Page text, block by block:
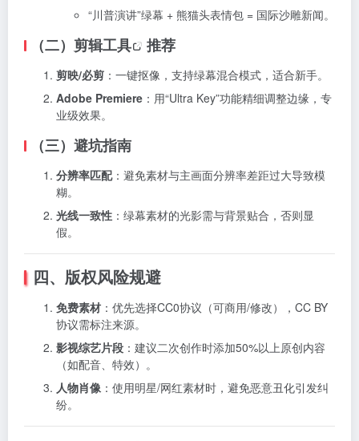
“川普演讲”绿幕 + 熊猫头表情包 = 国际沙雕新闻。
（二） 剪辑工具 推荐
剪映/必剪 ：一键抠像，支持绿幕混合模式，适合新手。
Adobe Premiere ：用“Ultra Key”功能精细调整边缘，专
业级效果。
（三）避坑指南
分辨率匹配：避免素材与主画面分辨率差距过大导致模
糊。
光线一致性 ：绿幕素材的光影需与背景贴合，否则显
假。
四、版权风险规避
免费素材 ：优先选择CC0协议（可商用/修改），CC BY
协议需标注来源。
影视综艺片段 ：建议二次创作时添加50%以上原创内容
（如配音、特效）。
人物肖像 ：使用明星/网红素材时，避免恶意丑化引发纠
纷。